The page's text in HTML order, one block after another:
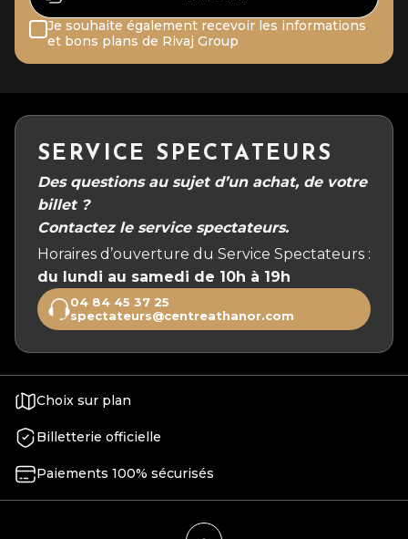
Je souhaite également recevoir les informations
et bons plans de Rivaj Group
SERVICE SPECTATEURS
Des questions au sujet d’un achat, de votre
billet ?
Contactez le service spectateurs.
Horaires d’ouverture du Service Spectateurs :
du lundi au samedi de 10h à 19h
04 84 45 37 25
spectateurs@centreathanor.com
Choix sur plan
Billetterie officielle
Paiements 100% sécurisés